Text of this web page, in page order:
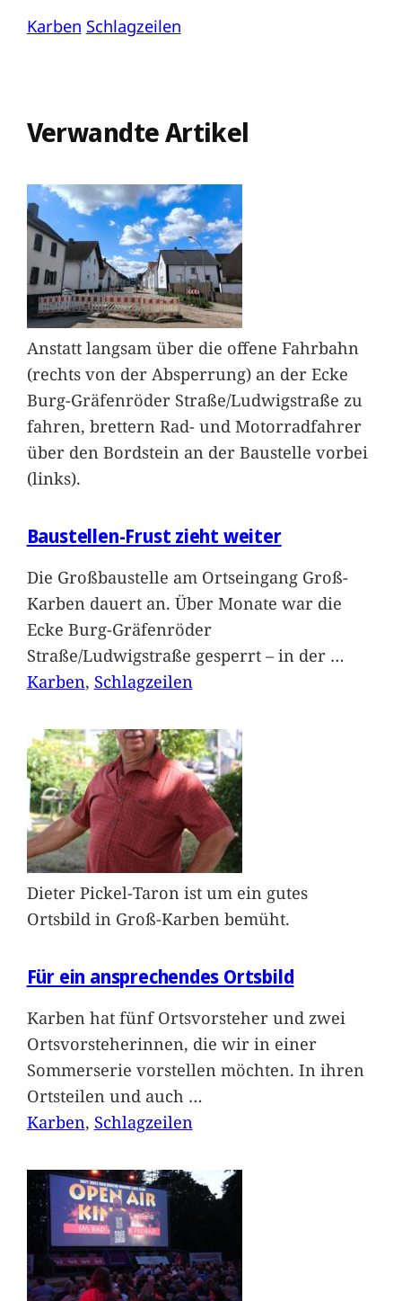
Karben Schlagzeilen
Verwandte Artikel
Anstatt langsam über die offene Fahrbahn
(rechts von der Absperrung) an der Ecke
Burg-Gräfenröder Straße/Ludwigstraße zu
fahren, brettern Rad- und Motorradfahrer
über den Bordstein an der Baustelle vorbei
(links).
Baustellen-Frust zieht weiter
Die Großbaustelle am Ortseingang Groß-
Karben dauert an. Über Monate war die
Ecke Burg-Gräfenröder
Straße/Ludwigstraße gesperrt – in der …
Karben, Schlagzeilen
Dieter Pickel-Taron ist um ein gutes
Ortsbild in Groß-Karben bemüht.
Für ein ansprechendes Ortsbild
Karben hat fünf Ortsvorsteher und zwei
Ortsvorsteherinnen, die wir in einer
Sommerserie vorstellen möchten. In ihren
Ortsteilen und auch …
Karben, Schlagzeilen